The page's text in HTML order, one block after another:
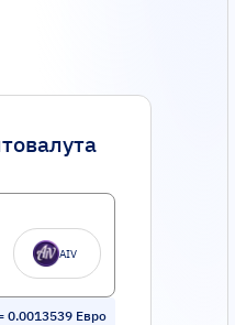
AIV
0.0013539 Евро